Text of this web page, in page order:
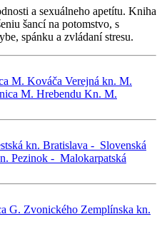
a sexuálneho apetítu. Kniha
šancí na potomstvo, s
spánku a zvládaní stresu.
M. Kováča Verejná kn. M.
M. Hrebendu Kn. M.
kn. Bratislava - Slovenská
Pezinok - Malokarpatská
G. Zvonického Zemplínska kn.